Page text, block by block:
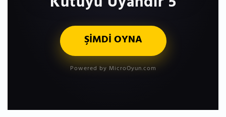
ŞİMDİ OYNA
Powered by MicroOyun.com